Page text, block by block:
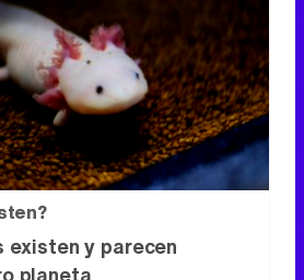
existen y parecen
planeta